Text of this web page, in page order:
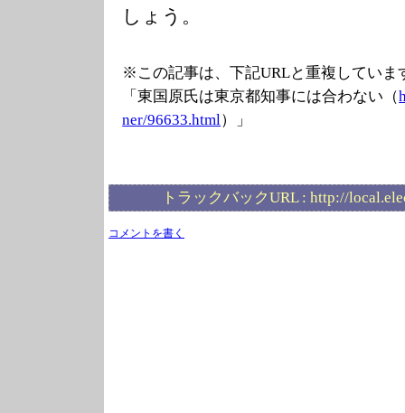
しょう。
※この記事は、下記URLと重複していま
「東国原氏は東京都知事には合わない（
ner/96633.html ）」
トラックバックURL : http://
コメントを書く